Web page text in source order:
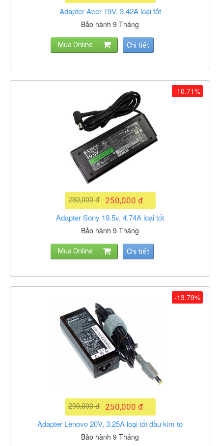
Adapter Acer 19V, 3.42A loại tốt
Bảo hành 9 Tháng
Mua Online Chi tiết
250,000 đ
280,000 đ
Adapter Sony 19.5v, 4.74A loại tốt
Bảo hành 9 Tháng
Mua Online Chi tiết
-10.71%
250,000 đ
290,000 đ
Adapter Lenovo 20V, 3.25A loại tốt đầu kim to
Bảo hành 9 Tháng
-13.79%